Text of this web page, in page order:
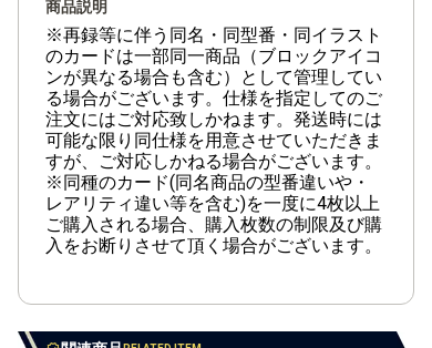
【ST-29】EGGHEAD
【ST-28】緑黄 ヤマト
【ST-27】黒 マーシャル・D・ティーチ
【ST-26】紫黒 モンキー・D・ルフィ
【ST-25】青 バギー
【ST-23】赤 シャンクス
商品説明
※再録等に伴う同名・同型番・同イラスト
のカードは一部同一商品（ブロックアイコ
ンが異なる場合も含む）として管理してい
る場合がございます。仕様を指定してのご
注文にはご対応致しかねます。発送時には
可能な限り同仕様を用意させていただきま
すが、ご対応しかねる場合がございます。
※同種のカード(同名商品の型番違いや・
レアリティ違い等を含む)を一度に4枚以上
ご購入される場合、購入枚数の制限及び購
入をお断りさせて頂く場合がございます。